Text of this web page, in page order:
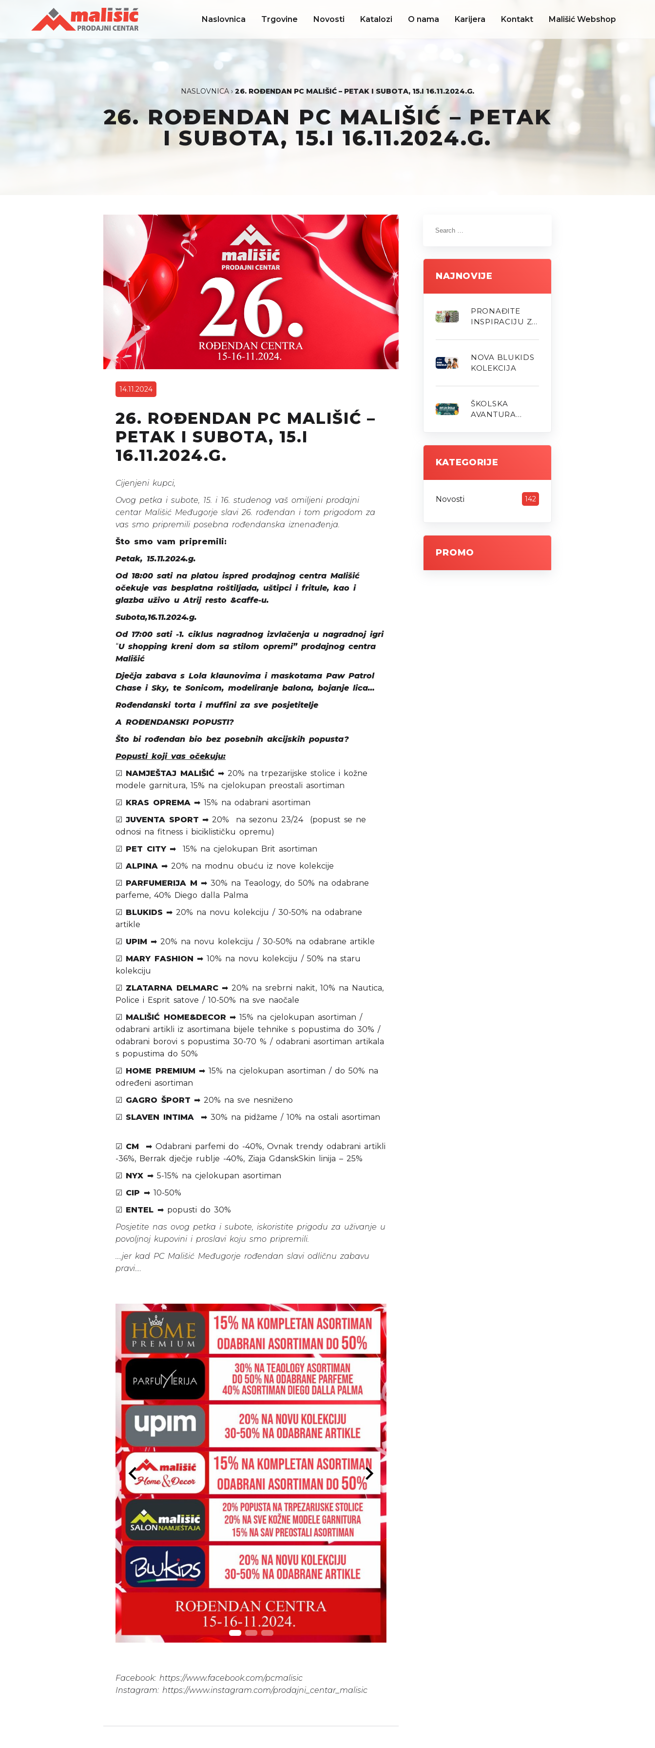
Naslovnica Trgovine Novosti Katalozi O nama Karijera Kontakt Mališić Webshop
NASLOVNICA › 26. ROĐENDAN PC MALIŠIĆ – PETAK I SUBOTA, 15.I 16.11.2024.G.
26. ROĐENDAN PC MALIŠIĆ – PETAK
I SUBOTA, 15.I 16.11.2024.G.
14.11.2024
26. ROĐENDAN PC MALIŠIĆ –
PETAK I SUBOTA, 15.I
16.11.2024.G.
Cijenjeni kupci,
Ovog petka i subote, 15. i 16. studenog vaš omiljeni prodajni
centar Mališić Međugorje slavi 26. rođendan i tom prigodom za
vas smo pripremili posebna rođendanska iznenađenja.
Što smo vam pripremili:
Petak, 15.11.2024.g.
Od 18:00 sati na platou ispred prodajnog centra Mališić
očekuje vas besplatna roštiljada, uštipci i fritule, kao i
glazba uživo u Atrij resto &caffe-u.
Subota,16.11.2024.g.
Od 17:00 sati -1. ciklus nagradnog izvlačenja u nagradnoj igri
“U shopping kreni dom sa stilom opremi” prodajnog centra
Mališić
Dječja zabava s Lola klaunovima i maskotama Paw Patrol
Chase i Sky, te Sonicom, modeliranje balona, bojanje lica…
Rođendanski torta i muffini za sve posjetitelje
A ROĐENDANSKI POPUSTI?
Što bi rođendan bio bez posebnih akcijskih popusta?
Popusti koji vas očekuju:
☑ NAMJEŠTAJ MALIŠIĆ ➡ 20% na trpezarijske stolice i kožne
modele garnitura, 15% na cjelokupan preostali asortiman
☑ KRAS OPREMA ➡ 15% na odabrani asortiman
☑ JUVENTA SPORT ➡ 20% na sezonu 23/24 (popust se ne
odnosi na fitness i biciklističku opremu)
☑ PET CITY➡ 15% na cjelokupan Brit asortiman
☑ ALPINA ➡ 20% na modnu obuću iz nove kolekcije
☑ PARFUMERIJA M ➡ 30% na Teaology, do 50% na odabrane
parfeme, 40% Diego dalla Palma
☑ BLUKIDS ➡ 20% na novu kolekciju / 30-50% na odabrane
artikle
☑ UPIM ➡ 20% na novu kolekciju / 30-50% na odabrane artikle
☑ MARY FASHION ➡ 10% na novu kolekciju / 50% na staru
kolekciju
☑ ZLATARNA DELMARC ➡ 20% na srebrni nakit, 10% na Nautica,
Police i Esprit satove / 10-50% na sve naočale
☑ MALIŠIĆ HOME&DECOR ➡ 15% na cjelokupan asortiman /
odabrani artikli iz asortimana bijele tehnike s popustima do 30% /
odabrani borovi s popustima 30-70 % / odabrani asortiman artikala
s popustima do 50%
☑ HOME PREMIUM ➡ 15% na cjelokupan asortiman / do 50% na
određeni asortiman
☑ GAGRO ŠPORT ➡ 20% na sve nesniženo
☑ SLAVEN INTIMA ➡ 30% na pidžame / 10% na ostali asortiman
☑ CM ➡ Odabrani parfemi do -40%, Ovnak trendy odabrani artikli
-36%, Berrak dječje rublje -40%, Ziaja GdanskSkin linija – 25%
☑ NYX ➡ 5-15% na cjelokupan asortiman
☑ CIP ➡ 10-50%
☑ ENTEL ➡ popusti do 30%
Posjetite nas ovog petka i subote, iskoristite prigodu za uživanje u
povoljnoj kupovini i proslavi koju smo pripremili.
….jer kad PC Mališić Međugorje rođendan slavi odličnu zabavu
pravi….
Facebook: https://www.facebook.com/pcmalisic
Instagram: https://www.instagram.com/prodajni_centar_malisic
NAJNOVIJE
PRONAĐITE
INSPIRACIJU ZA
NOVA BLUKIDS
KOLEKCIJA
ŠKOLSKA
AVANTURA
KATEGORIJE
Novosti 142
PROMO